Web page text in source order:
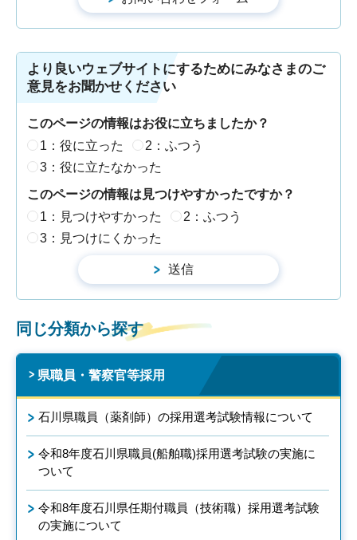
より良いウェブサイトにするためにみなさまのご
意見をお聞かせください
このページの情報はお役に立ちましたか？
1：役に立った
2：ふつう
3：役に立たなかった
このページの情報は見つけやすかったですか？
1：見つけやすかった
2：ふつう
3：見つけにくかった
同じ分類から探す
県職員・警察官等採用
石川県職員（薬剤師）の採用選考試験情報について
令和8年度石川県職員(船舶職)採用選考試験の実施に
ついて
令和8年度石川県任期付職員（技術職）採用選考試験
の実施について